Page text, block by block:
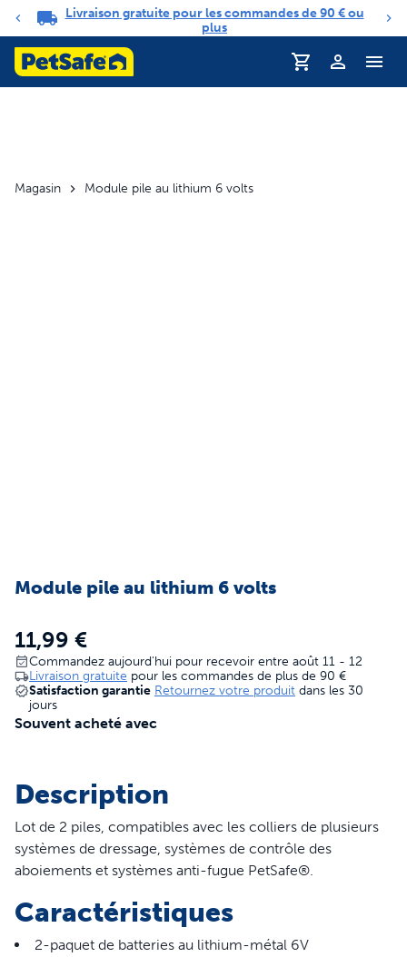
Carrousel de notifications
Livraison gratuite pour les commandes de 90 € ou
plus
Profil
Magasin Module pile au lithium 6 volts
Module pile au lithium 6 volts
11,99 €
Commandez aujourd'hui pour recevoir entre août 11 - 12
Livraison gratuite pour les commandes de plus de 90 €
Satisfaction garantie Retournez votre produit dans les 30
jours
Souvent acheté avec
Description
Lot de 2 piles, compatibles avec les colliers de plusieurs
systèmes de dressage, systèmes de contrôle des
aboiements et systèmes anti-fugue PetSafe®.
Caractéristiques
2-paquet de batteries au lithium-métal 6V